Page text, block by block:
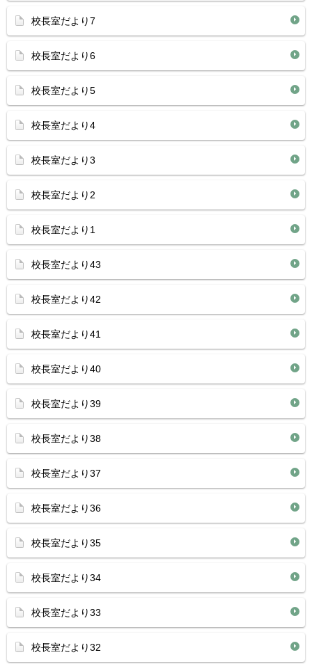
校長室だより7
校長室だより6
校長室だより5
校長室だより4
校長室だより3
校長室だより2
校長室だより1
校長室だより43
校長室だより42
校長室だより41
校長室だより40
校長室だより39
校長室だより38
校長室だより37
校長室だより36
校長室だより35
校長室だより34
校長室だより33
校長室だより32